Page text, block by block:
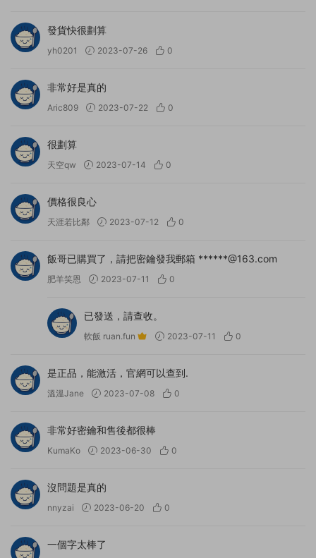
發貨快很劃算
yh0201 2023-07-26 0
非常好是真的
Aric809 2023-07-22 0
很劃算
天空qw 2023-07-14 0
價格很良心
天涯若比鄰 2023-07-12 0
飯哥已購買了，請把密鑰發我郵箱 ******@163.com
肥羊笑恩 2023-07-11 0
已發送，請查收。
軟飯 ruan.fun 2023-07-11 0
是正品，能激活，官網可以查到.
溫溫Jane 2023-07-08 0
非常好密鑰和售後都很棒
KumaKo 2023-06-30 0
沒問題是真的
nnyzai 2023-06-20 0
一個字太棒了